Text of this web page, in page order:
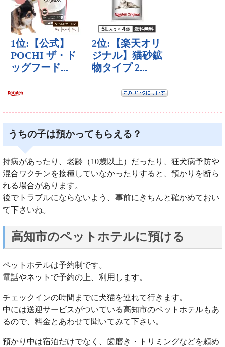
うちの子は預かってもらえる？
持病があったり、老齢（10歳以上）だったり、狂犬病予防や
混合ワクチンを接種していなかったりすると、預かりを断ら
れる場合があります。
後でトラブルにならないよう、事前にきちんと確かめておい
て下さいね。
高知市のペットホテルに預ける
ペットホテルは予約制です。
電話やネットで予約の上、利用します。
チェックインの時間までに犬猫を連れて行きます。
中には送迎サービスがついている高知市のペットホテルもあ
るので、料金とあわせて聞いてみて下さい。
預かり中は宿泊だけでなく、歯磨き・トリミングなどを頼め